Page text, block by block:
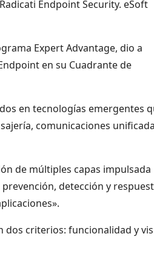
Endpoint Security. eSoft
Expert Advantage, dio a
en su Cuadrante de
en tecnologías emergentes
comunicaciones
de múltiples capas
detección y
dos criterios: funcionalidad y